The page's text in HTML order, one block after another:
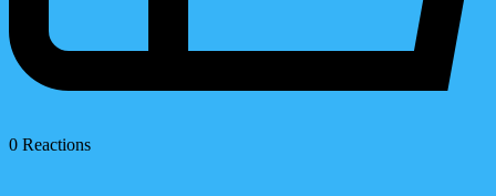
0 Reactions